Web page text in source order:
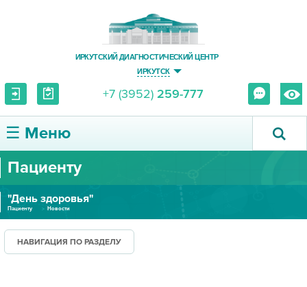
ИРКУТСКИЙ ДИАГНОСТИЧЕСКИЙ ЦЕНТР
ИРКУТСК
+7 (3952) 259-777
☰ Меню
О ЦЕНТРЕ
УСЛУГИ И ЦЕНЫ
ПАЦИЕНТУ
Пациенту
"День здоровья"
Пациенту Новости
НАВИГАЦИЯ ПО РАЗДЕЛУ